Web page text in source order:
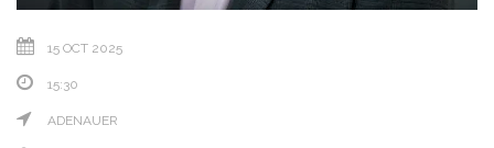
15 OCT 2025
15:30
ADENAUER